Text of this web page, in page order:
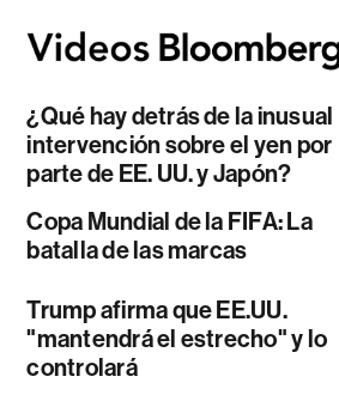
¿Qué hay detrás de la inusual
intervención sobre el yen por
parte de EE. UU. y Japón?
Copa Mundial de la FIFA: La
batalla de las marcas
Trump afirma que EE.UU.
"mantendrá el estrecho" y lo
controlará